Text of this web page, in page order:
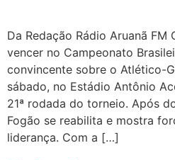
Da Redação Rádio Aruanã
vencer no Campeonato
convincente sobre o Atlético-
sábado, no Estádio Antônio
21ª rodada do torneio. Após
Fogão se reabilita e mostra
liderança. Com a […]